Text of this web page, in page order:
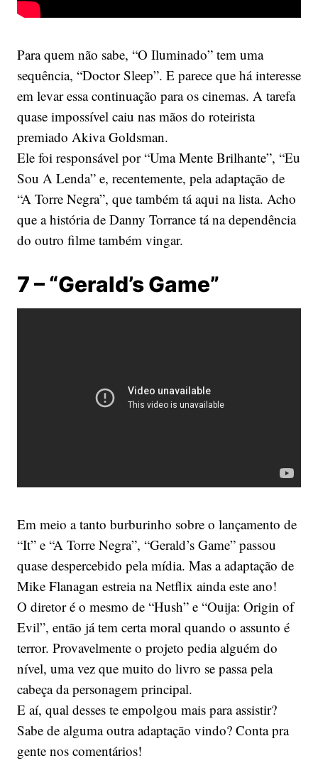
Para quem não sabe, “O Iluminado” tem uma
sequência, “Doctor Sleep”. E parece que há interesse
em levar essa continuação para os cinemas. A tarefa
quase impossível caiu nas mãos do roteirista
premiado Akiva Goldsman.
Ele foi responsável por “Uma Mente Brilhante”, “Eu
Sou A Lenda” e, recentemente, pela adaptação de
“A Torre Negra”, que também tá aqui na lista. Acho
que a história de Danny Torrance tá na dependência
do outro filme também vingar.
7 – “Gerald’s Game”
Em meio a tanto burburinho sobre o lançamento de
“It” e “A Torre Negra”, “Gerald’s Game” passou
quase despercebido pela mídia. Mas a adaptação de
Mike Flanagan estreia na Netflix ainda este ano!
O diretor é o mesmo de “Hush” e “Ouija: Origin of
Evil”, então já tem certa moral quando o assunto é
terror. Provavelmente o projeto pedia alguém do
nível, uma vez que muito do livro se passa pela
cabeça da personagem principal.
E aí, qual desses te empolgou mais para assistir?
Sabe de alguma outra adaptação vindo? Conta pra
gente nos comentários!